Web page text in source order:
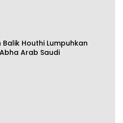
Balik Houthi Lumpuhkan
Arab Saudi